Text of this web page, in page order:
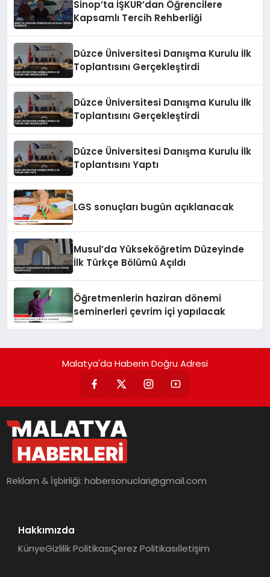
Sinop’ta İŞKUR’dan Öğrencilere
Kapsamlı Tercih Rehberliği
Düzce Üniversitesi Danışma Kurulu İlk
Toplantısını Gerçekleştirdi
Düzce Üniversitesi Danışma Kurulu İlk
Toplantısını Gerçekleştirdi
Düzce Üniversitesi Danışma Kurulu İlk
Toplantısını Yaptı
LGS sonuçları bugün açıklanacak
Musul’da Yükseköğretim Düzeyinde
İlk Türkçe Bölümü Açıldı
Öğretmenlerin haziran dönemi
seminerleri çevrim içi yapılacak
Malatya'da Haberin Doğru Adresi
Reklam & İşbirliği:habersonuclari@gmail.com
Hakkımızda
KünyeGizlilik PolitikasıÇerez Politikasıİletişim